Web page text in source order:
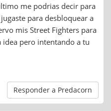
me podrias decir para
para desbloquear a
mis Street Fighters para
pero intentando a tu
Responder a Predacorn